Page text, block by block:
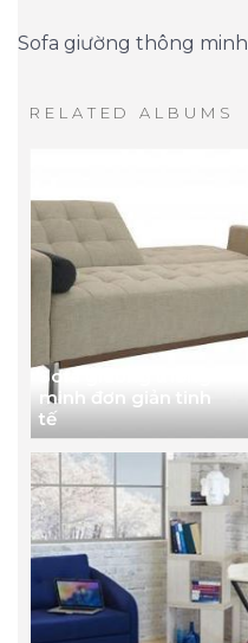
Sofa giường thông minh
RELATED ALBUMS
Sofa giường thông
minh đơn giản tinh
tế